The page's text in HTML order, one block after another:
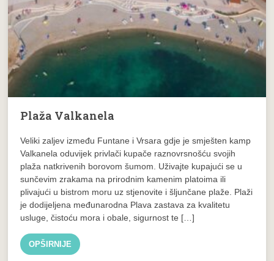
Plaža Valkanela
Veliki zaljev između Funtane i Vrsara gdje je smješten kamp
Valkanela oduvijek privlači kupače raznovrsnošću svojih
plaža natkrivenih borovom šumom. Uživajte kupajući se u
sunčevim zrakama na prirodnim kamenim platoima ili
plivajući u bistrom moru uz stjenovite i šljunčane plaže. Plaži
je dodijeljena međunarodna Plava zastava za kvalitetu
usluge, čistoću mora i obale, sigurnost te […]
OPŠIRNIJE